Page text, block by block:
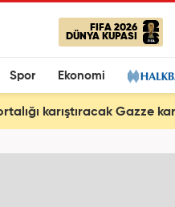
FIFA 2026
DÜNYA KUPASI
Spor Ekonomi
karıştıracak Gazze